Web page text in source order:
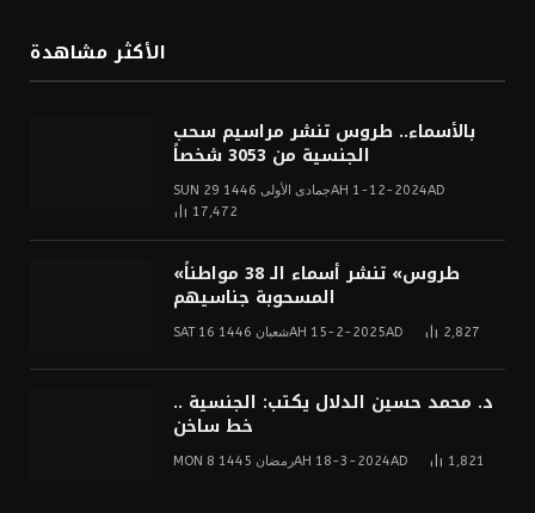
الأكثر مشاهدة
بالأسماء.. طروس تنشر مراسيم سحب
الجنسية من 3053 شخصاً
SUN 29 جمادى الأولى 1446AH 1-12-2024AD
17,472
«طروس» تنشر أسماء الـ 38 مواطناً
المسحوبة جناسيهم
SAT 16 شعبان 1446AH 15-2-2025AD 2,827
د. محمد حسين الدلال يكتب: الجنسية ..
خط ساخن
MON 8 رمضان 1445AH 18-3-2024AD 1,821